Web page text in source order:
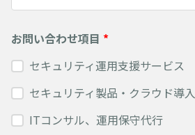
お問い合わせ項目 *
セキュリティ運用支援サービス
セキュリティ製品・クラウド導入
ITコンサル、運用保守代行